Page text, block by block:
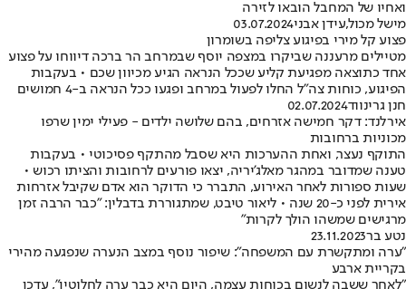
ואחיו של המחבל הובאו לזירה
מישל מכול,עידן אבני03.07.2024
פצוע קל מירי בפיגוע צליפה בשומרון
מטיילים מרעננה שביקרו במצפה יוסף שבמרחב הר ברכה דיווחו על פצוע
אחד כתוצאה מפגיעת קליע שככל הנראה הגיע מכיוון שכם • בעקבות
הפיגוע, כוחות צה״ל החלו לפעול במרחב ופגעו ככל הנראה ב-4 חמושים
חנן גרינווד02.07.2024
אירלנד: דקר חמישה אזרחים, בהם שלושה ילדים - פעילי ימין שרפו
מכוניות ברחובות
התוקף נעצר, ואחת ההערכות היא שסבל מהתקף פסיכוטי • בעקבות
טענה שמדובר במהגר מאלג'יריה, יצאו פורעים לרחובות והציתו רכוש •
שעות ספורות לאחר האירוע, התברר כי הדוקר הוא אדם שקיבל אזרחות
אירית לפני כ-20 שנה • ליאור טיבט, שמתגוררת בדבלין: "כבר הרבה זמן
מרגישים שמשהו הולך לקרות"
נטע בר23.11.2023
"ערה ומתקשרת עם המשפחה": שיפור נוסף במצב הנערה שנפגעה מהירי
בקריית ארבע
"לאחר ששבה לנשום בכוחות עצמה, היום היא כבר ערה לחלוטין", עדכן